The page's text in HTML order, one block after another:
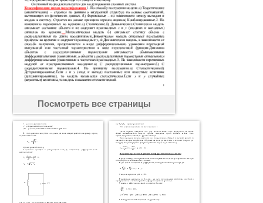
Посмотреть все страницы